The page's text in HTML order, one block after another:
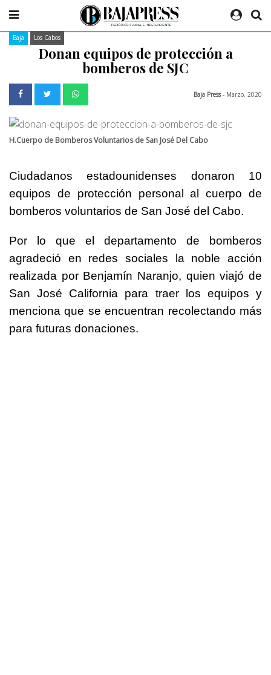
Baja Los Cabos
Donan equipos de protección a
bomberos de SJC
Baja Press - Marzo, 2020
H.Cuerpo de Bomberos Voluntarios de San José Del Cabo
Ciudadanos estadounidenses donaron 10
equipos de protección personal al cuerpo de
bomberos voluntarios de San José del Cabo.
Por lo que el departamento de bomberos
agradeció en redes sociales la noble acción
realizada por Benjamín Naranjo, quien viajó de
San José California para traer los equipos y
menciona que se encuentran recolectando más
para futuras donaciones.